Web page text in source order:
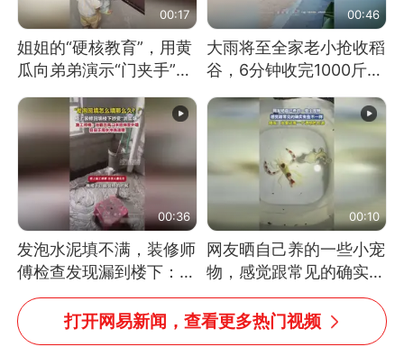
00:17
姐姐的“硬核教育”，用黄
瓜向弟弟演示“门夹手”，
教！
00:46
大雨将至全家老小抢收稻
谷，6分钟收完1000斤，
00:36
发泡水泥填不满，装修师
傅检查发现漏到楼下：出
风口未延伸到外墙
00:10
网友晒自己养的一些小宠
物，感觉跟常见的确实有
些不一样
打开网易新闻，查看更多热门视频